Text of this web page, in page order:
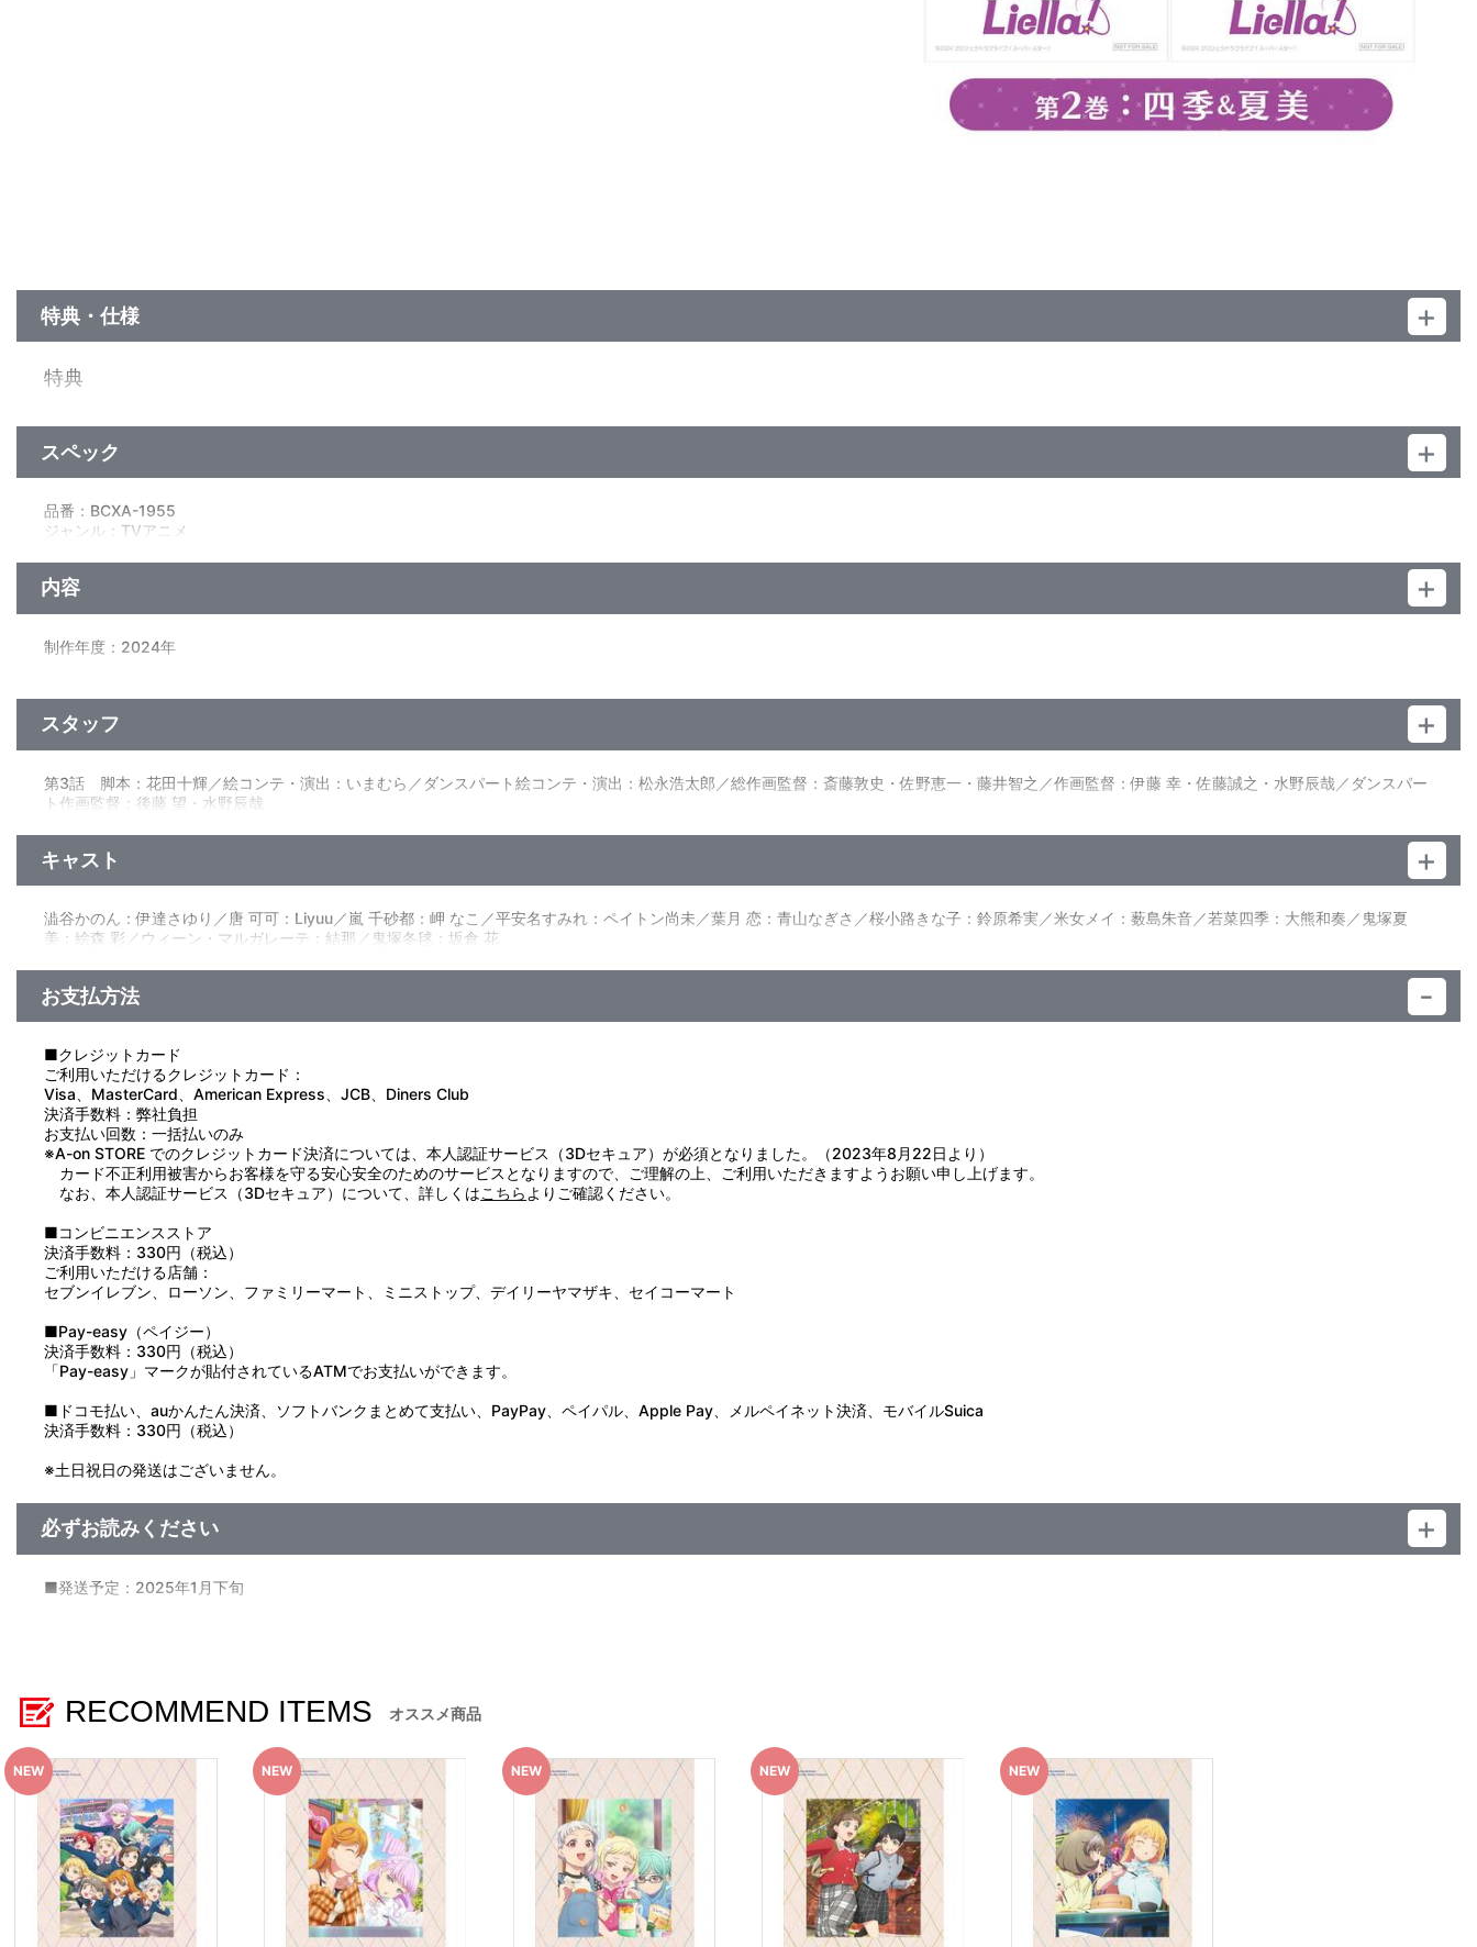
特典・仕様
特典
宮城公演Day1最速先行抽選申込券
日程：2025年4月19日（土）
場所：セキスイハイムスーパーアリーナ
※詳細は公式サイトをご確認ください
■ブックレット（4P）
映像特典
■本編特別パート#3～#4
他、仕様
■キャラクターデザイン斎藤敦史描き下ろしジャケット
■特製収納ケース
スペック
品番：BCXA-1955
ジャンル：TVアニメ
内容
制作年度：2024年
トマカノーテのリモートライブに刺激を受け、負ける訳にはいかないと気合いを入れるLiella!。Liella!の新しい可能性をみせる為、部長の千砂都は次のセンターに四季を推薦する。センターとは何
か、何故自分がセンターなのか思考を巡らせる四季。しかしセンターの予行練習の最中、倒れた四季は保健室に運ばれてしまう。四季のセンターを諦めかけていたLiella!だったが、千砂都には考えがあ
■第4話「No Rain, No Rainbow」
Liella!とトマカノーテ、結ヶ丘では2つのグループの行く末に注目が集まり始めていた。そんなある日の練習の最中、偶然鉢合わせてしまった両グループ。互いの想いをぶつけ合う中で突然、夏美と
スタッフ
第3話 脚本：花田十輝／絵コンテ・演出：いまむら／ダンスパート絵コンテ・演出：松永浩太郎／総作画監督：斎藤敦史・佐野恵一・藤井智之／作画監督：伊藤 幸・佐藤誠之・水野辰哉／ダンスパー
ト作画監督：後藤 望・水野辰哉
原作：矢立 肇／原案：公野櫻子／監督：京極尚彦／シリーズ構成：花田十輝／キャラクターデザイン原案：室田雄平／キャラクターデザイン：斎藤敦史／デザインワークス：如月 憂／美術監督：春日
礼児／コンセプトアート：西川洋一／色彩設計：加藤里恵／CGディレクター：岩﨑優香／撮影監督：北岡 正／編集：今井大介／音響監督：長崎行男／音楽：藤澤慶昌／音楽制作：ランティス／アニメ
キャスト
澁谷かのん：伊達さゆり／唐 可可：Liyuu／嵐 千砂都：岬 なこ／平安名すみれ：ペイトン尚未／葉月 恋：青山なぎさ／桜小路きな子：鈴原希実／米女メイ：薮島朱音／若菜四季：大熊和奏／鬼塚夏
美：絵森 彩／ウィーン・マルガレーテ：結那／鬼塚冬毬：坂倉 花
お支払方法
■クレジットカード
ご利用いただけるクレジットカード：
Visa、MasterCard、American Express、JCB、Diners Club
決済手数料：弊社負担
お支払い回数：一括払いのみ
※A-on STORE でのクレジットカード決済については、本人認証サービス（3Dセキュア）が必須となりました。（2023年8月22日より）
カード不正利用被害からお客様を守る安心安全のためのサービスとなりますので、ご理解の上、ご利用いただきますようお願い申し上げます。
なお、本人認証サービス（3Dセキュア）について、詳しくはこちら よりご確認ください。
■コンビニエンスストア
決済手数料：330円（税込）
ご利用いただける店舗：
セブンイレブン、ローソン、ファミリーマート、ミニストップ、デイリーヤマザキ、セイコーマート
■Pay-easy（ペイジー）
決済手数料：330円（税込）
「Pay-easy」マークが貼付されているATMでお支払いができます。
■ドコモ払い、auかんたん決済、ソフトバンクまとめて支払い、PayPay、ペイパル、Apple Pay、メルペイネット決済、モバイルSuica
決済手数料：330円（税込）
※土日祝日の発送はございません。
必ずお読みください
■発送予定：2025年1月下旬
※今後、その他店舗やイベント会場、海外等で販売する場合がございます。詳細は公式サイト等でご案内いたします。
【ご注意（必ずお読みください）】
■商品について
※本商品は準備数に限りがございます。準備数に達した場合、早期にご注文の受付を終了させていただくことがございます。
※「在庫がありません」表示後も、ご注文のキャンセルや支払い期限切れが発生した際は販売を再開させていただく場合がございます。あらかじめご了承ください。
※仕様等は予告なく変更となる場合がございます。
※撮影環境やご利用のモニター環境により、実物と多少異なって見える場合がございます。
※商品画像はイメージです。実際の仕様とは異なる場合がございます。あらかじめご了承ください。
※すでにご注文しているかのご確認には、「マイページ」→「ご注文履歴」にてご確認いただけます。
■ご注文・お支払いについて
RECOMMEND ITEMS オススメ商品